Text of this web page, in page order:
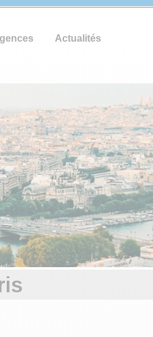
Actualités